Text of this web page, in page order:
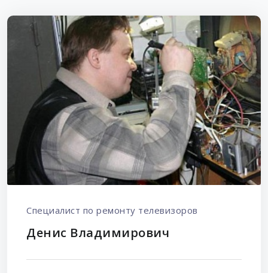
Специалист по ремонту телевизоров
Денис Владимирович